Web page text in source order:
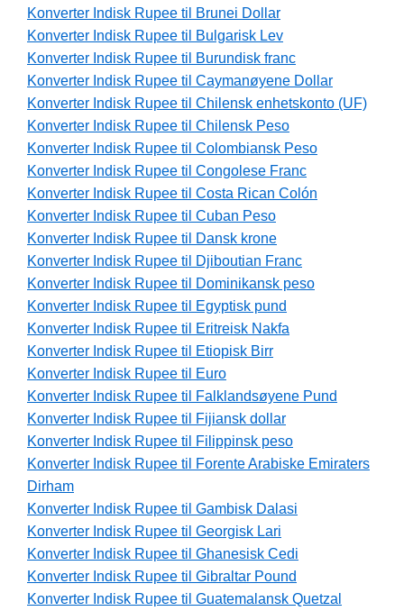
Konverter Indisk Rupee til Brunei Dollar
Konverter Indisk Rupee til Bulgarisk Lev
Konverter Indisk Rupee til Burundisk franc
Konverter Indisk Rupee til Caymanøyene Dollar
Konverter Indisk Rupee til Chilensk enhetskonto (UF)
Konverter Indisk Rupee til Chilensk Peso
Konverter Indisk Rupee til Colombiansk Peso
Konverter Indisk Rupee til Congolese Franc
Konverter Indisk Rupee til Costa Rican Colón
Konverter Indisk Rupee til Cuban Peso
Konverter Indisk Rupee til Dansk krone
Konverter Indisk Rupee til Djiboutian Franc
Konverter Indisk Rupee til Dominikansk peso
Konverter Indisk Rupee til Egyptisk pund
Konverter Indisk Rupee til Eritreisk Nakfa
Konverter Indisk Rupee til Etiopisk Birr
Konverter Indisk Rupee til Euro
Konverter Indisk Rupee til Falklandsøyene Pund
Konverter Indisk Rupee til Fijiansk dollar
Konverter Indisk Rupee til Filippinsk peso
Konverter Indisk Rupee til Forente Arabiske Emiraters
Dirham
Konverter Indisk Rupee til Gambisk Dalasi
Konverter Indisk Rupee til Georgisk Lari
Konverter Indisk Rupee til Ghanesisk Cedi
Konverter Indisk Rupee til Gibraltar Pound
Konverter Indisk Rupee til Guatemalansk Quetzal